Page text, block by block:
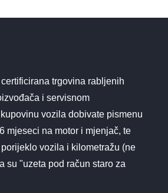
trgovina rabljenih
i servisnom
vozila dobivate pismenu
mjeseci na motor i mjenjač, te
vozila i kilometražu (ne
su "uzeta pod račun staro za